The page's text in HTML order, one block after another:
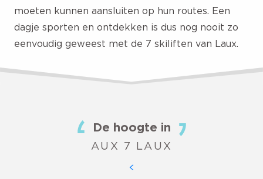
moeten kunnen aansluiten op hun routes. Een
dagje sporten en ontdekken is dus nog nooit zo
eenvoudig geweest met de 7 skiliften van Laux.
De hoogte in
AUX 7 LAUX